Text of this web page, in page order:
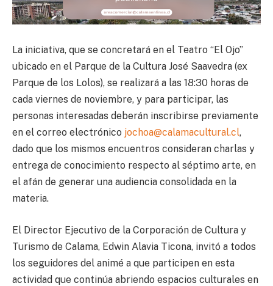
La iniciativa, que se concretará en el Teatro “El Ojo”
ubicado en el Parque de la Cultura José Saavedra (ex
Parque de los Lolos), se realizará a las 18:30 horas de
cada viernes de noviembre, y para participar, las
personas interesadas deberán inscribirse previamente
en el correo electrónico jochoa@calamacultural.cl,
dado que los mismos encuentros consideran charlas y
entrega de conocimiento respecto al séptimo arte, en
el afán de generar una audiencia consolidada en la
materia.
El Director Ejecutivo de la Corporación de Cultura y
Turismo de Calama, Edwin Alavia Ticona, invitó a todos
los seguidores del animé a que participen en esta
actividad que continúa abriendo espacios culturales en